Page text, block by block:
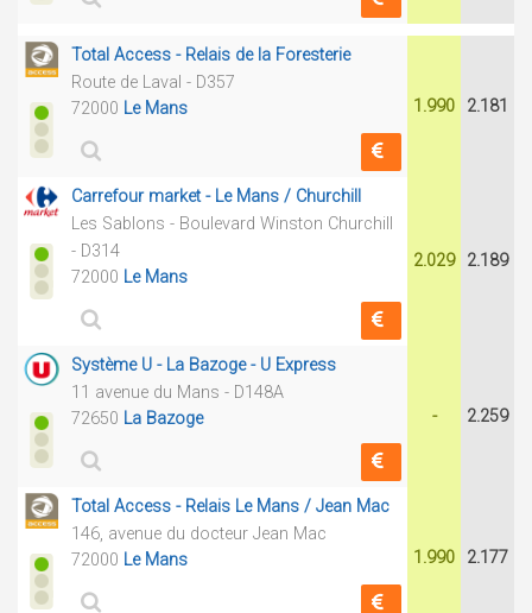
Total Access - Relais de la Foresterie
Route de Laval - D357
72000 Le Mans 1.990 2.181
Carrefour market - Le Mans / Churchill
Les Sablons - Boulevard Winston Churchill
- D314
72000 Le Mans
2.029 2.189
Système U - La Bazoge - U Express
11 avenue du Mans - D148A
72650 La Bazoge - 2.259
Total Access - Relais Le Mans / Jean Mac
146, avenue du docteur Jean Mac
72000 Le Mans 1.990 2.177